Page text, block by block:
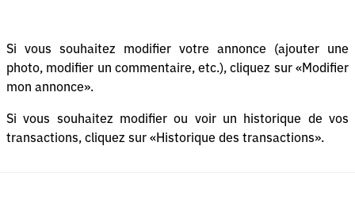
Si vous souhaitez modifier votre annonce (ajouter une
photo, modifier un commentaire, etc.), cliquez sur «Modifier
mon annonce».
Si vous souhaitez modifier ou voir un historique de vos
transactions, cliquez sur «Historique des transactions».